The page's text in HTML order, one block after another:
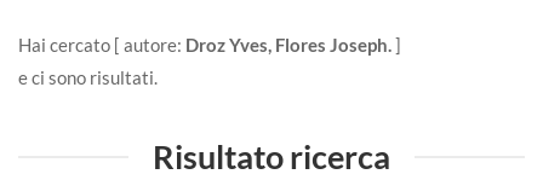
Hai cercato [ autore: Droz Yves, Flores Joseph.]
e ci sono risultati.
Risultato ricerca